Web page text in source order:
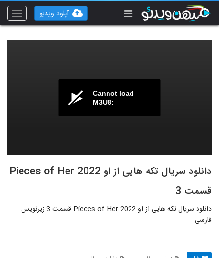
Toggle
آپلود ویدیو
Cannot load
M3U8:
دانلود سریال تکه هایی از او Pieces of Her 2022
قسمت 3
دانلود سریال تکه هایی از او Pieces of Her 2022 قسمت 3 زیرنویس
فارسی